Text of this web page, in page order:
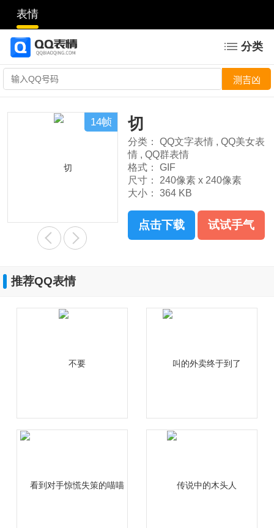
表情
分类
14帧 切
分类： QQ文字表情 , QQ美女表
情 , QQ群表情
格式：
GIF
尺寸：
240像素 x 240像素
大小：
364 KB
点击下载 试试手气
推荐QQ表情